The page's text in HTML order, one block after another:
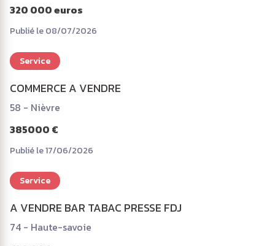
320 000 euros
Publié le 08/07/2026
Service
COMMERCE A VENDRE
58 - Nièvre
385000 €
Publié le 17/06/2026
Service
A VENDRE BAR TABAC PRESSE FDJ
74 - Haute-savoie